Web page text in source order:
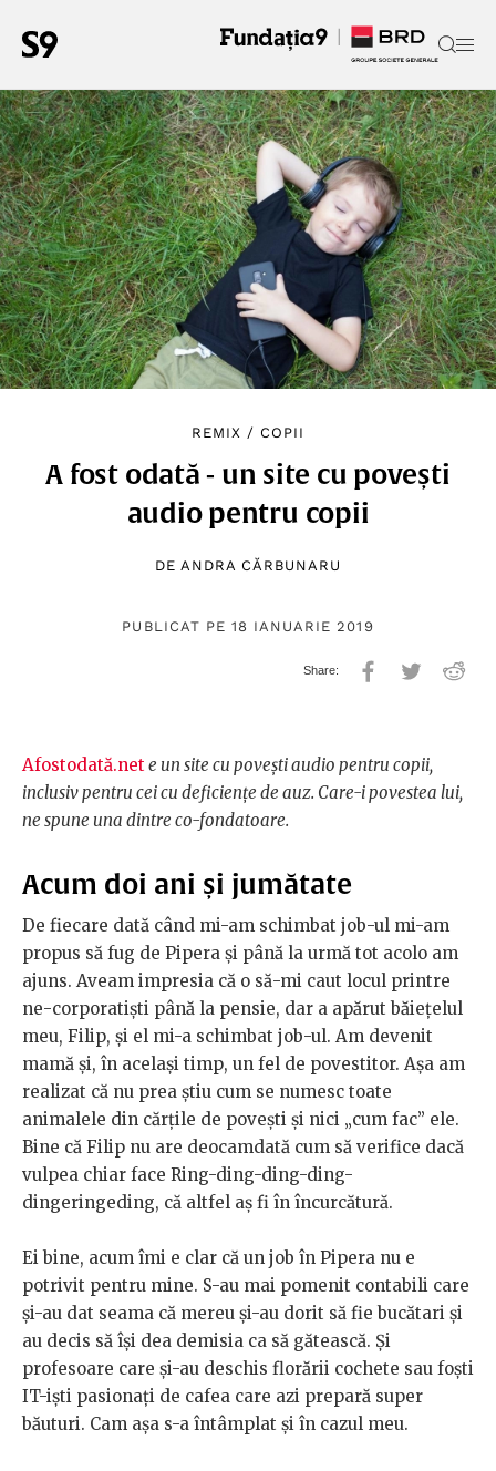
REMIX / COPII
A fost odată - un site cu povești
audio pentru copii
DE ANDRA CĂRBUNARU
PUBLICAT PE 18 IANUARIE 2019
Afostodată.net e un site cu povești audio pentru copii,
inclusiv pentru cei cu deficiențe de auz. Care-i povestea lui,
ne spune una dintre co-fondatoare.
Acum doi ani și jumătate
De fiecare dată când mi-am schimbat job-ul mi-am
propus să fug de Pipera și până la urmă tot acolo am
ajuns. Aveam impresia că o să-mi caut locul printre
ne-corporatiști până la pensie, dar a apărut băiețelul
meu, Filip, și el mi-a schimbat job-ul. Am devenit
mamă și, în același timp, un fel de povestitor. Așa am
realizat că nu prea știu cum se numesc toate
animalele din cărțile de povești și nici „cum fac” ele.
Bine că Filip nu are deocamdată cum să verifice dacă
vulpea chiar face Ring-ding-ding-ding-
dingeringeding, că altfel aș fi în încurcătură.
Ei bine, acum îmi e clar că un job în Pipera nu e
potrivit pentru mine. S-au mai pomenit contabili care
și-au dat seama că mereu și-au dorit să fie bucătari și
au decis să își dea demisia ca să gătească. Și
profesoare care și-au deschis florării cochete sau foști
IT-iști pasionați de cafea care azi prepară super
băuturi. Cam așa s-a întâmplat și în cazul meu.